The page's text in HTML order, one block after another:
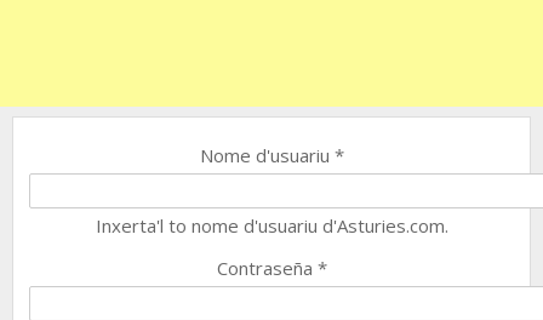
Nome d'usuariu *
Inxerta'l to nome d'usuariu d'Asturies.com.
Contraseña *